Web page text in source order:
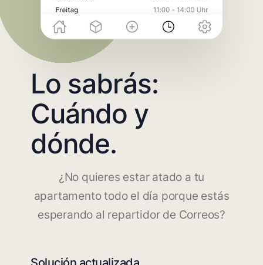
Lo sabrás:
Cuándo y
dónde.
¿No quieres estar atado a tu
apartamento todo el día porque estás
esperando al repartidor de Correos?